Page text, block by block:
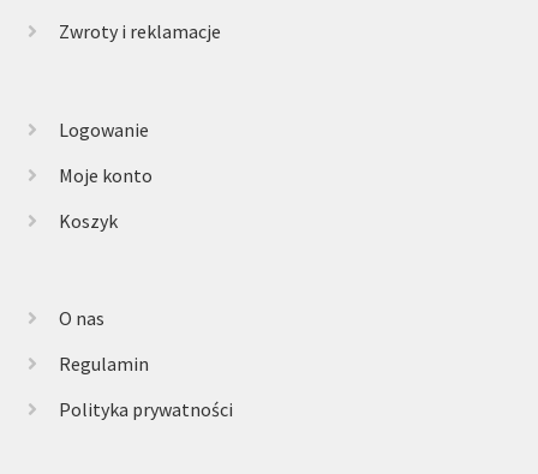
Zwroty i reklamacje
Logowanie
Moje konto
Koszyk
O nas
Regulamin
Polityka prywatności